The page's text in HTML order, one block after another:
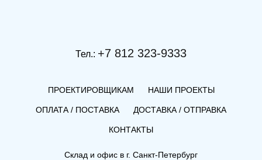
Тел.: +7 812 323-9333
ПРОЕКТИРОВЩИКАМ НАШИ ПРОЕКТЫ
ОПЛАТА / ПОСТАВКА ДОСТАВКА / ОТПРАВКА
КОНТАКТЫ
Склад и офис в г. Санкт-Петербург